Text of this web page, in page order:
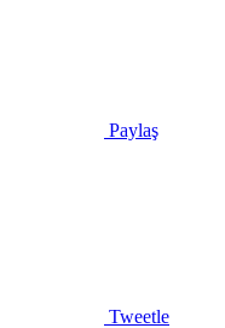
Paylaş
Tweetle